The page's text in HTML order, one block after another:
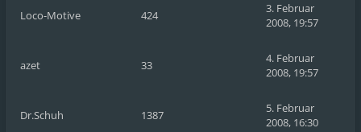
Loco-Motive 424
3. Februar
2008, 19:57
azet 33
4. Februar
2008, 19:57
Dr.Schuh 1387
5. Februar
2008, 16:30